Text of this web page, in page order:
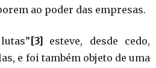
ao poder das empresas.
[3]
esteve, desde cedo,
e foi também objeto de uma